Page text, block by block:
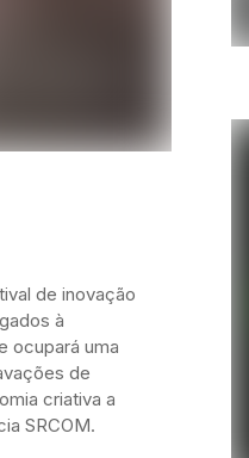
de inovação
à
ocupará uma
de
criativa a
SRCOM.